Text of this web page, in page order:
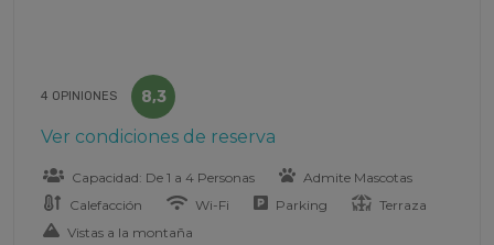
4 OPINIONES 8,3
Ver condiciones de reserva
Capacidad: De 1 a 4 Personas
Admite Mascotas
Calefacción
Wi-Fi Parking
Terraza
Vistas a la montaña